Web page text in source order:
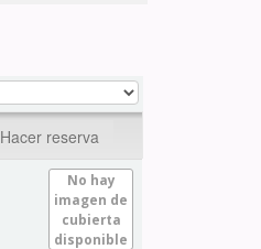
Hacer reserva
No hay
imagen de
cubierta
disponible